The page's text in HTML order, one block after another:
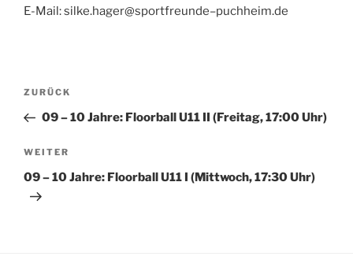
E-Mail:silke.hager@sportfreunde–puchheim.de
Beitragsnavigation
Vorheriger
Beitrag
ZURÜCK
09 – 10 Jahre: Floorball U11 II (Freitag, 17:00 Uhr)
Nächster
Beitrag
WEITER
09 – 10 Jahre: Floorball U11 I (Mittwoch, 17:30 Uhr)